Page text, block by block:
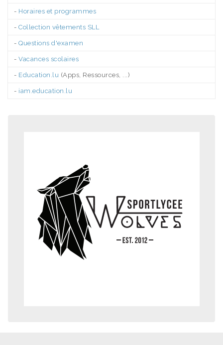
- Horaires et programmes
- Collection vêtements SLL
- Questions d'examen
- Vacances scolaires
- Education.lu (Apps, Ressources, ...)
- iam.education.lu